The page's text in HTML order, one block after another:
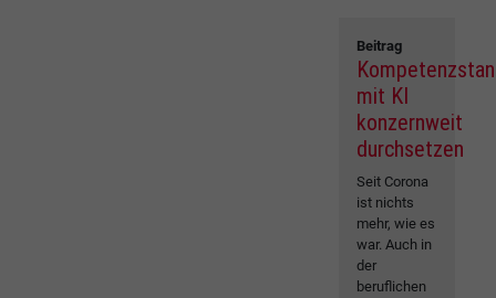
Beitrag
mit KI
konzernweit
durchsetzen
Seit Corona
ist nichts
mehr, wie es
war. Auch in
der
beruflichen